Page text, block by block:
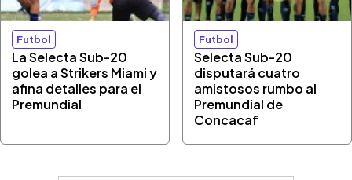
Futbol
La Selecta Sub-20
golea a Strikers Miami y
afina detalles para el
Premundial
Futbol
Selecta Sub-20
disputará cuatro
amistosos rumbo al
Premundial de
Concacaf